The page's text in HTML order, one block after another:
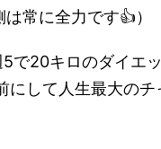
常に全力です👍）
5で20キロのダイエ
にして人生最大のチ